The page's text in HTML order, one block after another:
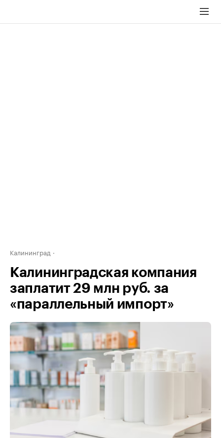
Калининград
Калининградская компания
заплатит 29 млн руб. за
«параллельный импорт»